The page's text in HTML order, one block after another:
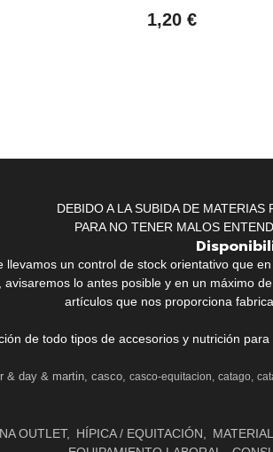
1,20 €
DEBIDO A LA SUBIDA DE
PARA NO TENER MALOS
llevamos un control de stock orientativo que
lo antes posible y en un máximo
artículos que nos proporciona
de todo tipos de accesorios y nutrición
& day & martin casco casco-equitacion catago
OUTLET HÍPICA / EQUITACIÓN